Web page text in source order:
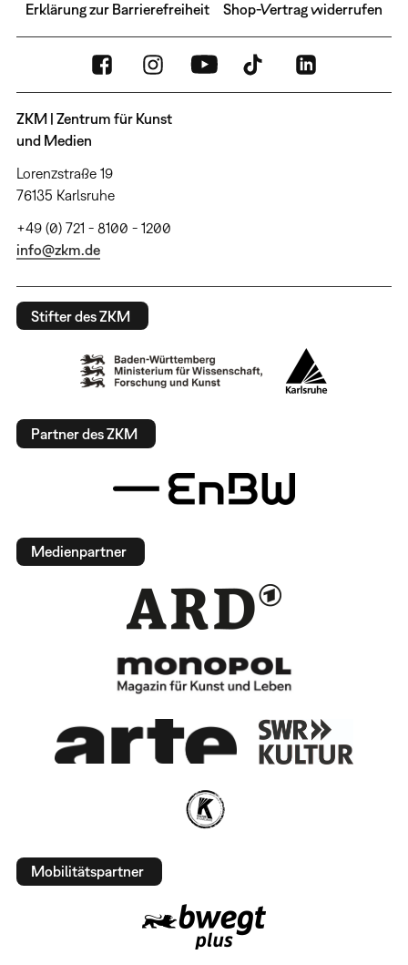
Erklärung zur Barrierefreiheit Shop-Vertrag widerrufen
ZKM | Zentrum für Kunst
und Medien
Lorenzstraße 19
76135 Karlsruhe
+49 (0) 721 - 8100 - 1200
info@zkm.de
Stifter des ZKM
Partner des ZKM
Medienpartner
Mobilitätspartner